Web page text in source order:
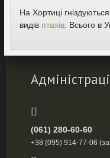
На Хортиці
видів птахів. Всього в
(061) 280-60-60
+38 (095) 914-77-06